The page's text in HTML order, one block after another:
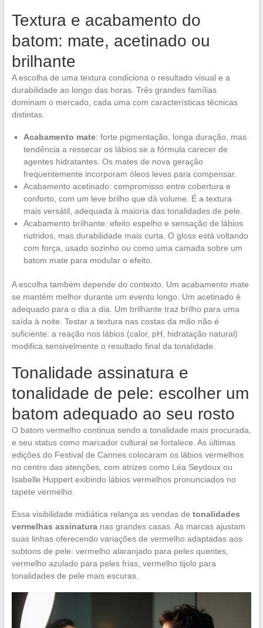
Textura e acabamento do
batom: mate, acetinado ou
brilhante
A escolha de uma textura condiciona o resultado visual e a
durabilidade ao longo das horas. Três grandes famílias
dominam o mercado, cada uma com características técnicas
distintas.
Acabamento mate: forte pigmentação, longa duração, mas
tendência a ressecar os lábios se a fórmula carecer de
agentes hidratantes. Os mates de nova geração
frequentemente incorporam óleos leves para compensar.
Acabamento acetinado: compromisso entre cobertura e
conforto, com um leve brilho que dá volume. É a textura
mais versátil, adequada à maioria das tonalidades de pele.
Acabamento brilhante: efeito espelho e sensação de lábios
nutridos, mas durabilidade mais curta. O gloss está voltando
com força, usado sozinho ou como uma camada sobre um
batom mate para modular o efeito.
A escolha também depende do contexto. Um acabamento mate
se mantém melhor durante um evento longo. Um acetinado é
adequado para o dia a dia. Um brilhante traz brilho para uma
saída à noite. Testar a textura nas costas da mão não é
suficiente: a reação nos lábios (calor, pH, hidratação natural)
modifica sensivelmente o resultado final da tonalidade.
Tonalidade assinatura e
tonalidade de pele: escolher um
batom adequado ao seu rosto
O batom vermelho continua sendo a tonalidade mais procurada,
e seu status como marcador cultural se fortalece. As últimas
edições do Festival de Cannes colocaram os lábios vermelhos
no centro das atenções, com atrizes como Léa Seydoux ou
Isabelle Huppert exibindo lábios vermelhos pronunciados no
tapete vermelho.
Essa visibilidade midiática relança as vendas de tonalidades
vermelhas assinaturanas grandes casas. As marcas ajustam
suas linhas oferecendo variações de vermelho adaptadas aos
subtons de pele: vermelho alaranjado para peles quentes,
vermelho azulado para peles frias, vermelho tijolo para
tonalidades de pele mais escuras.